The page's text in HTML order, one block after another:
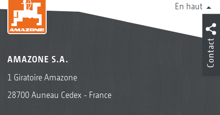
En haut
AMAZONE S.A.
1 Giratoire Amazone
28700 Auneau Cedex - France
Contact